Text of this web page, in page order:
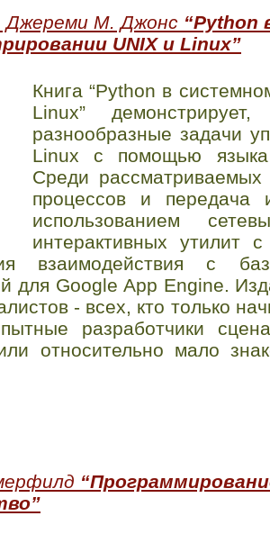
М. Джонс “Python
UNIX и Linux”
Книга “Python в
Linux”
разнообразные задачи
Linux с помощью языка
Среди рассматриваемых
процессов и
использованием
интерактивных утилит
взаимодействия с
для Google App Engine.
- всех, кто только
разработчики
относительно мало